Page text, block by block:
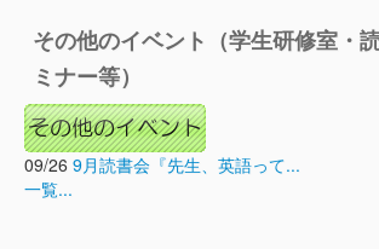
その他のイベント（学生研修室・
ミナー等）
09/26 9月読書会『先生、英語って...
一覧...